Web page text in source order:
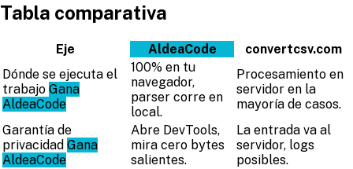
Tabla comparativa
Eje AldeaCode
convertcsv.com
Dónde se ejecuta el
trabajo Gana
AldeaCode
100% en tu
navegador,
parser corre en
local.
Procesamiento en
servidor en la
mayoría de casos.
Garantía de
privacidad Gana
AldeaCode
Abre DevTools,
mira cero bytes
salientes.
La entrada va al
servidor, logs
posibles.